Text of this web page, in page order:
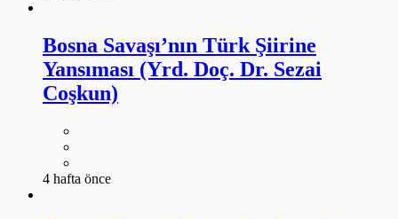
Bosna Savaşı’nın Türk Şiirine
Yansıması (Yrd. Doç. Dr. Sezai
Coşkun)
4 hafta önce